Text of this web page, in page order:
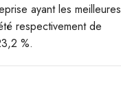
ayant les meilleures
respectivement de
%.